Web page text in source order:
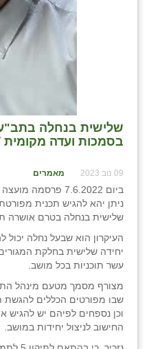
שלישית בנחלה
בסמכות ועדה מקומית /
09 נוב 2023 מאמרים
ביום 7.6.2022
ניתן יהא להגיש תכנית
שלישית בנחלה בטרם אושרה
העיקרון הוא שבעל נחלה יכול
יחידה שלישית בחלקת
עשר תוכניות בכל מושב.
מצורף מסמך מטעם מינהל
שבו מפורטים הכללים להגשת
וכן נספחים לפיהם יש להגיש
החישוב לניצול יחידות במושב.